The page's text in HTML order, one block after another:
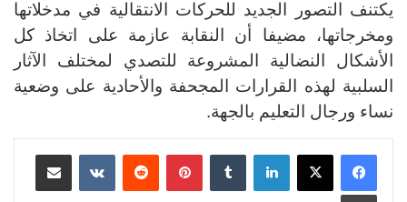
يكتنف التصور الجديد للحركات الانتقالية في مدخلاتها
ومخرجاتها، مضيفا أن النقابة عازمة على اتخاذ كل
الأشكال النضالية المشروعة للتصدي لمختلف الآثار
السلبية لهذه القرارات المجحفة والأحادية على وضعية
نساء ورجال التعليم بالجهة.
لينكدإن بينتيريست مشاركة عبر البريد
طباعة